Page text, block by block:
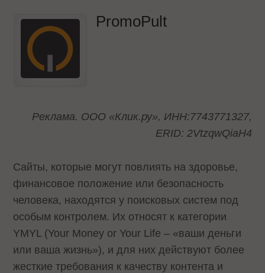
PromoPult
Реклама. ООО «Клик.ру», ИНН:7743771327,
ERID: 2VtzqwQiaH4
Сайты, которые могут повлиять на здоровье,
финансовое положение или безопасность
человека, находятся у поисковых систем под
особым контролем. Их относят к категории
YMYL (Your Money or Your Life – «ваши деньги
или ваша жизнь»), и для них действуют более
жесткие требования к качеству контента и